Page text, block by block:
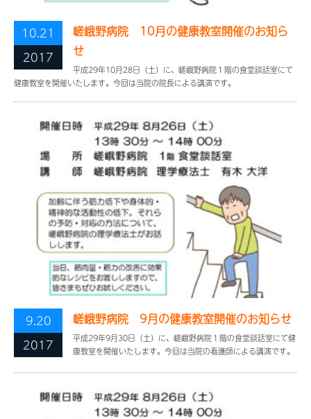
10.21
2017
嵯峨野病院 10月の健康教室開催のお知ら
せ
平成29年10月28日（土）に、嵯峨野病院１階の食堂談話室にて
健康教室を開催いたします。今回は当院の院長による講演です。
9.20
2017
嵯峨野病院 9月の健康教室開催のお知らせ
平成29年9月30日（土）に、嵯峨野病院１階の食堂談話室にて健
康教室を開催いたします。今回は当院の看護師による講演です。